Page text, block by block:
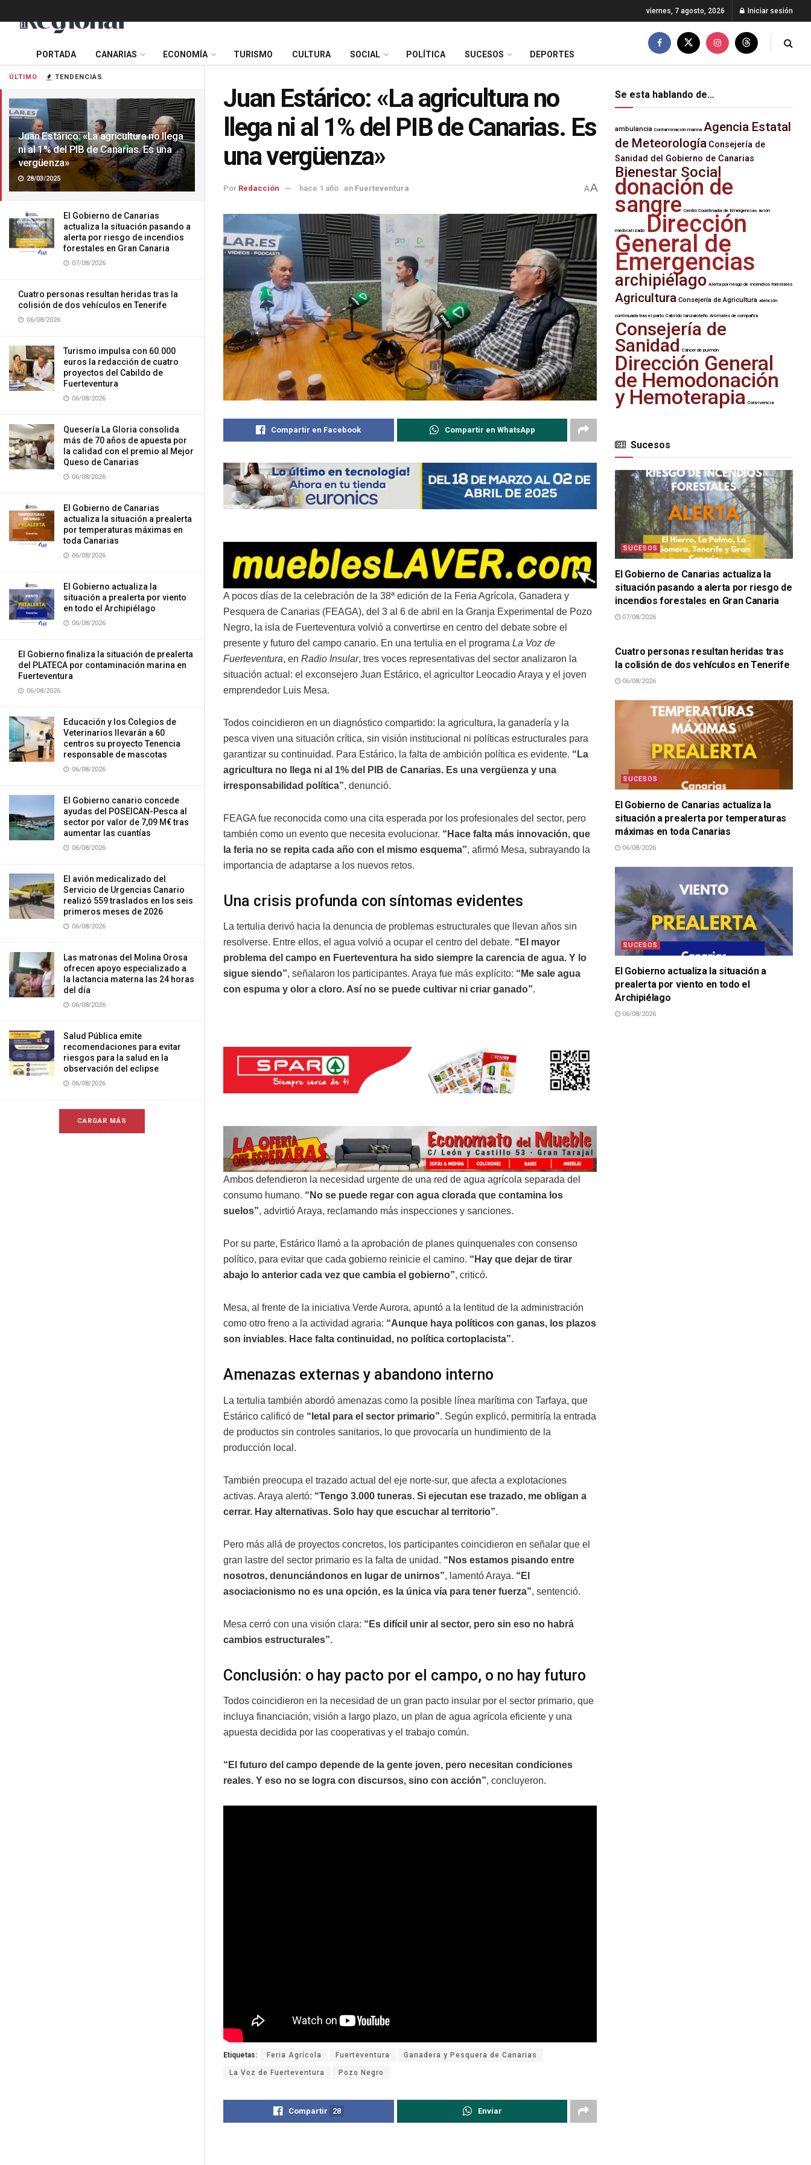
ÚLTIMO TENDENCIAS
Juan Estárico: «La agricultura no llega
ni al 1% del PIB de Canarias. Es una
vergüenza»
28/03/2025
El Gobierno de Canarias
actualiza la situación pasando a
alerta por riesgo de incendios
forestales en Gran Canaria
07/08/2026
Cuatro personas resultan heridas tras la
colisión de dos vehículos en Tenerife
06/08/2026
Turismo impulsa con 60.000
euros la redacción de cuatro
proyectos del Cabildo de
Fuerteventura
06/08/2026
Quesería La Gloria consolida
más de 70 años de apuesta por
la calidad con el premio al Mejor
Queso de Canarias
06/08/2026
El Gobierno de Canarias
actualiza la situación a prealerta
por temperaturas máximas en
toda Canarias
06/08/2026
El Gobierno actualiza la
situación a prealerta por viento
en todo el Archipiélago
06/08/2026
El Gobierno finaliza la situación de prealerta
del PLATECA por contaminación marina en
Fuerteventura
06/08/2026
Educación y los Colegios de
Veterinarios llevarán a 60
centros su proyecto Tenencia
responsable de mascotas
06/08/2026
El Gobierno canario concede
ayudas del POSEICAN-Pesca al
sector por valor de 7,09 M€ tras
aumentar las cuantías
06/08/2026
El avión medicalizado del
Servicio de Urgencias Canario
realizó 559 traslados en los seis
primeros meses de 2026
06/08/2026
Las matronas del Molina Orosa
ofrecen apoyo especializado a
la lactancia materna las 24 horas
del día
06/08/2026
Salud Pública emite
recomendaciones para evitar
riesgos para la salud en la
observación del eclipse
06/08/2026
CARGAR MÁS
viernes, 7 agosto, 2026 Iniciar sesión
PORTADA CANARIAS ECONOMÍA TURISMO CULTURA SOCIAL POLÍTICA SUCESOS DEPORTES
Juan Estárico: «La agricultura no
llega ni al 1% del PIB de Canarias. Es
una vergüenza»
Por Redacción hace 1 año en Fuerteventura AA
Compartir en Facebook Compartir en WhatsApp
A pocos días de la celebración de la 38ª edición de la Feria Agrícola, Ganadera y
Pesquera de Canarias (FEAGA), del 3 al 6 de abril en la Granja Experimental de Pozo
Negro, la isla de Fuerteventura volvió a convertirse en centro del debate sobre el
presente y futuro del campo canario. En una tertulia en el programa La Voz de
Fuerteventura, en Radio Insular, tres voces representativas del sector analizaron la
situación actual: el exconsejero Juan Estárico, el agricultor Leocadio Araya y el joven
emprendedor Luis Mesa.
Todos coincidieron en un diagnóstico compartido: la agricultura, la ganadería y la
pesca viven una situación crítica, sin visión institucional ni políticas estructurales para
garantizar su continuidad. Para Estárico, la falta de ambición política es evidente. “La
agricultura no llega ni al 1% del PIB de Canarias. Es una vergüenza y una
irresponsabilidad política”, denunció.
FEAGA fue reconocida como una cita esperada por los profesionales del sector, pero
también como un evento que necesita evolucionar. “Hace falta más innovación, que
la feria no se repita cada año con el mismo esquema”, afirmó Mesa, subrayando la
importancia de adaptarse a los nuevos retos.
Una crisis profunda con síntomas evidentes
La tertulia derivó hacia la denuncia de problemas estructurales que llevan años sin
resolverse. Entre ellos, el agua volvió a ocupar el centro del debate. “El mayor
problema del campo en Fuerteventura ha sido siempre la carencia de agua. Y lo
sigue siendo”, señalaron los participantes. Araya fue más explícito: “Me sale agua
con espuma y olor a cloro. Así no se puede cultivar ni criar ganado”.
Ambos defendieron la necesidad urgente de una red de agua agrícola separada del
consumo humano. “No se puede regar con agua clorada que contamina los
suelos”, advirtió Araya, reclamando más inspecciones y sanciones.
Por su parte, Estárico llamó a la aprobación de planes quinquenales con consenso
político, para evitar que cada gobierno reinicie el camino. “Hay que dejar de tirar
abajo lo anterior cada vez que cambia el gobierno”, criticó.
Mesa, al frente de la iniciativa Verde Aurora, apuntó a la lentitud de la administración
como otro freno a la actividad agraria: “Aunque haya políticos con ganas, los plazos
son inviables. Hace falta continuidad, no política cortoplacista”.
Amenazas externas y abandono interno
La tertulia también abordó amenazas como la posible línea marítima con Tarfaya, que
Estárico calificó de “letal para el sector primario”. Según explicó, permitiría la entrada
de productos sin controles sanitarios, lo que provocaría un hundimiento de la
producción local.
También preocupa el trazado actual del eje norte-sur, que afecta a explotaciones
activas. Araya alertó: “Tengo 3.000 tuneras. Si ejecutan ese trazado, me obligan a
cerrar. Hay alternativas. Solo hay que escuchar al territorio”.
Pero más allá de proyectos concretos, los participantes coincidieron en señalar que el
gran lastre del sector primario es la falta de unidad. “Nos estamos pisando entre
nosotros, denunciándonos en lugar de unirnos”, lamentó Araya. “El
asociacionismo no es una opción, es la única vía para tener fuerza”, sentenció.
Mesa cerró con una visión clara: “Es difícil unir al sector, pero sin eso no habrá
cambios estructurales”.
Conclusión: o hay pacto por el campo, o no hay futuro
Todos coincidieron en la necesidad de un gran pacto insular por el sector primario, que
incluya financiación, visión a largo plazo, un plan de agua agrícola eficiente y una
apuesta decidida por las cooperativas y el trabajo común.
“El futuro del campo depende de la gente joven, pero necesitan condiciones
reales. Y eso no se logra con discursos, sino con acción”, concluyeron.
Etiquetas: Feria Agrícola Fuerteventura Ganadera y Pesquera de Canarias
La Voz de Fuerteventura Pozo Negro
Compartir 28 Enviar
Se esta hablando de…
ambulancia Contaminación marina Agencia Estatal
de Meteorología Consejería de
Sanidad del Gobierno de Canarias
Bienestar Social
donación de
sangre Centro Coordinador de Emergencias avión
medicalizado Dirección
General de
Emergencias
archipiélago Alerta por riesgo de incendios forestales
Agricultura Consejería de Agricultura atención
continuada tras el parto Cabildo lanzaroteño Animales de compañía
Consejería de
Sanidad Cáncer de pulmón
Dirección General
de Hemodonación
y Hemoterapia Convivencia
Sucesos
SUCESOS
El Gobierno de Canarias actualiza la
situación pasando a alerta por riesgo de
incendios forestales en Gran Canaria
07/08/2026
Cuatro personas resultan heridas tras
la colisión de dos vehículos en Tenerife
06/08/2026
SUCESOS
El Gobierno de Canarias actualiza la
situación a prealerta por temperaturas
máximas en toda Canarias
06/08/2026
SUCESOS
El Gobierno actualiza la situación a
prealerta por viento en todo el
Archipiélago
06/08/2026